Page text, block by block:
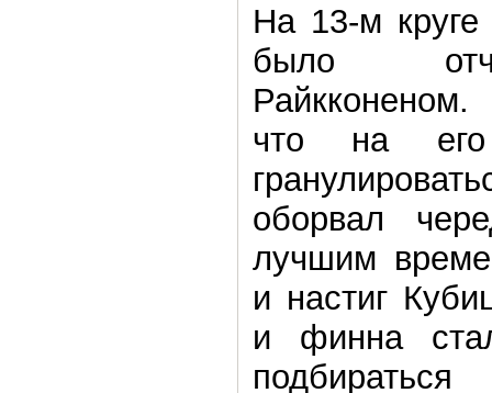
На 13-м круге
было
что на его
оборвал
лучшим
и настиг
и финна